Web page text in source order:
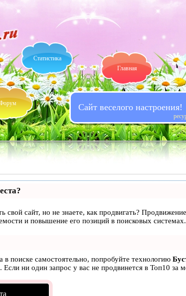
Сайт веселого настроения!
Главная
Статистика
свой сайт, но не знаете, как продвигать?
и повышение его позиций в поисковых системах.
поиске самостоятельно, попробуйте технологию
ни один запрос у вас не продвинется в Топ10 за